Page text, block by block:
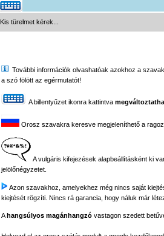
Kis türelmet kérek...
További információk olvashatóak azokhoz a
a szó fölött az egérmutatót!
A billentyűzet ikonra kattintva
Orosz szavakra keresve megjeleníthető a
A vulgáris kifejezések alapbeállításként ki
jelölőnégyzetet.
Azon szavakhoz, amelyekhez még nincs saját
kiejtését rögzíti. Nincs rá garancia, hogy náluk már
Ahangsúlyos magánhangzó vastagon szedett